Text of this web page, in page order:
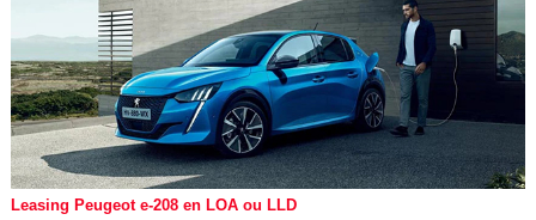
Leasing Peugeot e-208 en LOA ou LLD